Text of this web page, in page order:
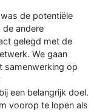
de potentiële
de andere
gelegd met de
We gaan
samenwerking op
een belangrijk doel.
voorop te lopen als